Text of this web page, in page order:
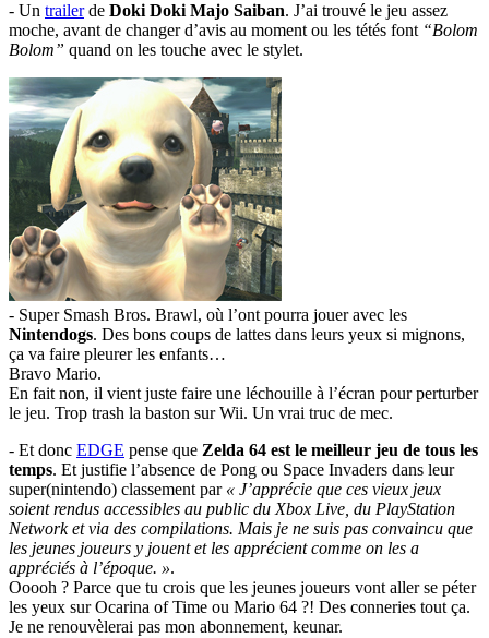
- Un trailerde Doki Doki Majo Saiban. J’ai trouvé le jeu assez
moche, avant de changer d’avis au moment ou les tétés font “Bolom
Bolom” quand on les touche avec le stylet.
- Super Smash Bros. Brawl, où l’ont pourra jouer avec les
Nintendogs. Des bons coups de lattes dans leurs yeux si mignons,
ça va faire pleurer les enfants…
Bravo Mario.
En fait non, il vient juste faire une léchouille à l’écran pour perturber
le jeu. Trop trash la baston sur Wii. Un vrai truc de mec.
- Et donc EDGE pense que Zelda 64 est le meilleur jeu de tous les
temps. Et justifie l’absence de Pong ou Space Invaders dans leur
super(nintendo) classement par « J’apprécie que ces vieux jeux
soient rendus accessibles au public du Xbox Live, du PlayStation
Network et via des compilations. Mais je ne suis pas convaincu que
les jeunes joueurs y jouent et les apprécient comme on les a
appréciés à l’époque. ».
Ooooh ? Parce que tu crois que les jeunes joueurs vont aller se péter
les yeux sur Ocarina of Time ou Mario 64 ?! Des conneries tout ça.
Je ne renouvèlerai pas mon abonnement, keunar.